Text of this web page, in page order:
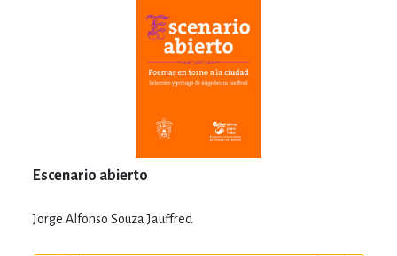
Escenario abierto
Jorge Alfonso Souza Jauffred